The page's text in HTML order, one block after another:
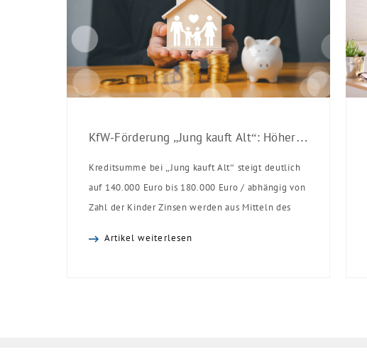
KfW-Förderung „Jung kauft Alt“: Höhere Kredite ab August 2026
Kreditsumme bei „Jung kauft Alt“ steigt deutlich
auf 140.000 Euro bis 180.000 Euro / abhängig von
Zahl der Kinder Zinsen werden aus Mitteln des
Artikel weiterlesen